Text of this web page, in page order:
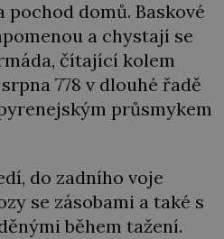
pochod domů. Baskové
a chystají se
čítající kolem
778 v dlouhé řadě
průsmykem
do zadního voje
se zásobami a také s
během tažení.